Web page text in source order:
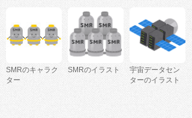
SMRのキャラク
ター
SMRのイラスト
宇宙データセン
ターのイラスト